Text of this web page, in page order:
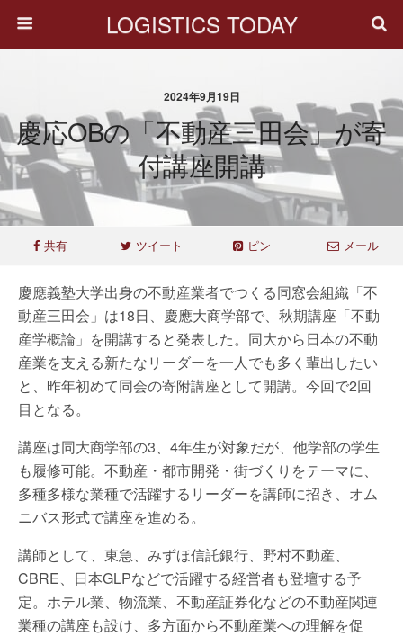
LOGISTICS TODAY
2024年9月19日
慶応OBの「不動産三田会」が寄
付講座開講
共有 ツイート ピン メール
慶應義塾大学出身の不動産業者でつくる同窓会組織「不
動産三田会」は18日、慶應大商学部で、秋期講座「不動
産学概論」を開講すると発表した。同大から日本の不動
産業を支える新たなリーダーを一人でも多く輩出したい
と、昨年初めて同会の寄附講座として開講。今回で2回
目となる。
講座は同大商学部の3、4年生が対象だが、他学部の学生
も履修可能。不動産・都市開発・街づくりをテーマに、
多種多様な業種で活躍するリーダーを講師に招き、オム
ニバス形式で講座を進める。
講師として、東急、みずほ信託銀行、野村不動産、
CBRE、日本GLPなどで活躍する経営者も登壇する予
定。ホテル業、物流業、不動産証券化などの不動産関連
業種の講座も設け、多方面から不動産業への理解を促